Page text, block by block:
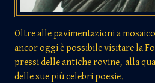
Oltre alle pavimentazioni a
ancor oggi è possibile visitare la
pressi delle antiche rovine, alla
delle sue più celebri poesie.